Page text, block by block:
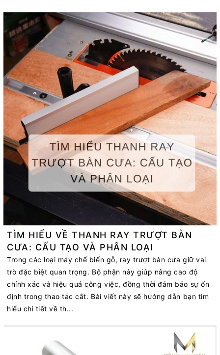
TÌM HIỂU VỀ THANH RAY TRƯỢT BÀN
CƯA: CẤU TẠO VÀ PHÂN LOẠI
Trong các loại máy chế biến gỗ, ray trượt bàn cưa giữ vai
trò đặc biệt quan trọng. Bộ phận này giúp nâng cao độ
chính xác và hiệu quả công việc, đồng thời đảm bảo sự ổn
định trong thao tác cắt. Bài viết này sẽ hướng dẫn bạn tìm
hiểu chi tiết về th...